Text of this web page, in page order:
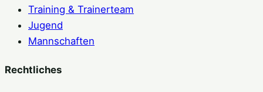
Training & Trainerteam
Jugend
Mannschaften
Rechtliches